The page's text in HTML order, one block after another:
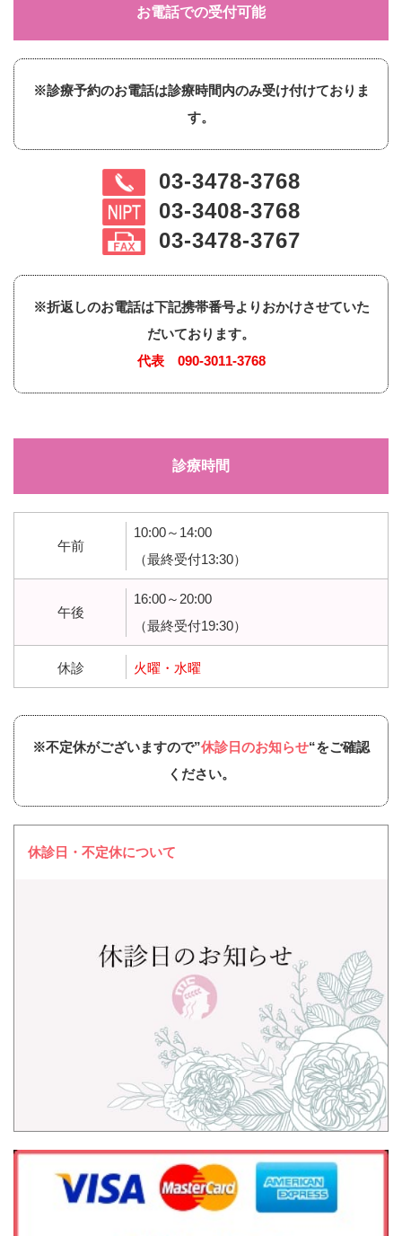
お電話での受付可能
※診療予約のお電話は診療時間内のみ受け付けておりま
す。
03-3478-3768
03-3408-3768
03-3478-3767
※折返しのお電話は下記携帯番号よりおかけさせていた
だいております。
代表 090-3011-3768
診療時間
午前
10:00～14:00
（最終受付13:30）
午後
16:00～20:00
（最終受付19:30）
休診 火曜・水曜
※不定休がございますので”休診日のお知らせ“をご確認
ください。
休診日・不定休について